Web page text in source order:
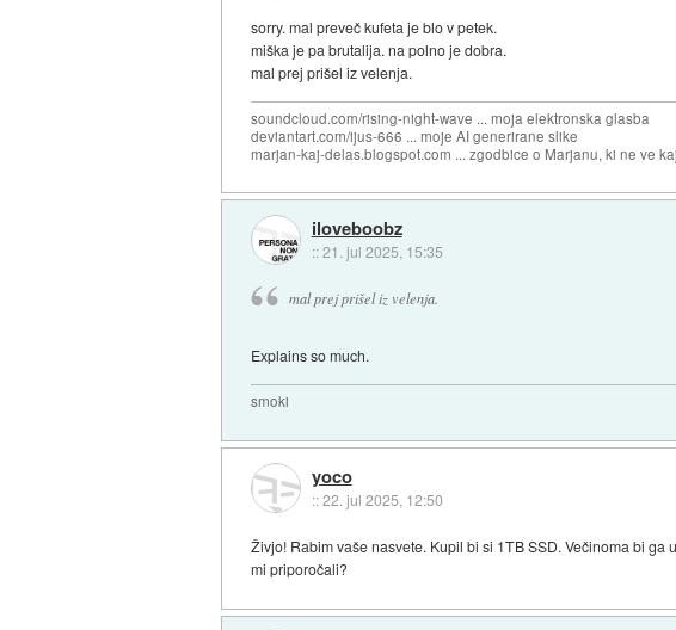
sorry. mal preveč kufeta je blo v petek.
miška je pa brutalija. na polno je dobra.
mal prej prišel iz velenja.
soundcloud.com/rising-night-wave ... moja elektronska glasba
deviantart.com/ijus-666 ... moje AI generirane slike
marjan-kaj-delas.blogspot.com ... zgodbice o Marjanu, ki ne ve
iloveboobz
::21. jul 2025, 15:35
mal prej prišel iz velenja.
Explains so much.
smoki
yoco
::22. jul 2025, 12:50
Živjo! Rabim vaše nasvete. Kupil bi si 1TB SSD. Večinoma bi
mi priporočali?